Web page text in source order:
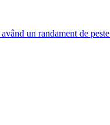
având un randament de peste